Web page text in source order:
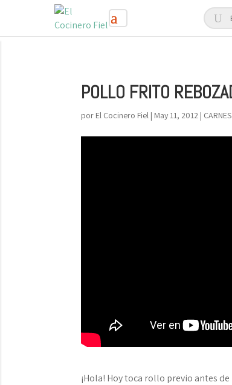
POLLO FRITO
por El Cocinero Fiel | May 11, 2012 |
¡Hola! Hoy toca rollo previo antes